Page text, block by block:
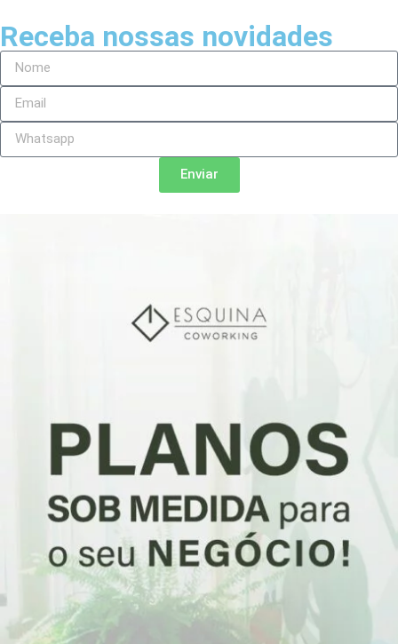
Receba nossas novidades
Enviar